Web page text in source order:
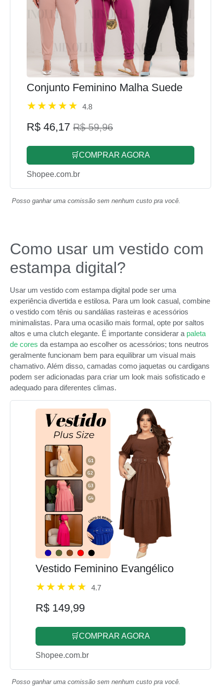
Conjunto Feminino Malha Suede
4.8
R$ 46,17 R$ 59,96
🛒COMPRAR AGORA
Shopee.com.br
Posso ganhar uma comissão sem nenhum custo pra você.
Como usar um vestido com
estampa digital?
Usar um vestido com estampa digital pode ser uma
experiência divertida e estilosa. Para um look casual, combine
o vestido com tênis ou sandálias rasteiras e acessórios
minimalistas. Para uma ocasião mais formal, opte por saltos
altos e uma clutch elegante. É importante considerar a paleta
de cores da estampa ao escolher os acessórios; tons neutros
geralmente funcionam bem para equilibrar um visual mais
chamativo. Além disso, camadas como jaquetas ou cardigans
podem ser adicionadas para criar um look mais sofisticado e
adequado para diferentes climas.
Vestido Feminino Evangélico
4.7
R$ 149,99
🛒COMPRAR AGORA
Shopee.com.br
Posso ganhar uma comissão sem nenhum custo pra você.